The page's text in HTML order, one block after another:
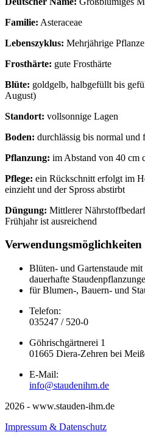
Familie: Asteraceae
Lebenszyklus: Mehrjährige
Frosthärte: gute Frosthärte
Blüte: goldgelb, halbgefüllt bis
August)
Standort: vollsonnige Lagen
Boden: durchlässig bis normal und
Pflanzung: im Abstand von 40 cm
Pflege: ein Rückschnitt erfolgt im
einzieht und der Spross abstirbt
Düngung: Mittlerer
Frühjahr ist ausreichend
Blüten- und Gartenstaude
dauerhafte
für Blumen-, Bauern- und
Telefon:
035247 / 520-0
Göhrischgärtnerei 1
01665 Diera-Zehren bei
E-Mail:
info@staudenihm.de
2026 - www.stauden-ihm.de
Impressum & Datenschutz